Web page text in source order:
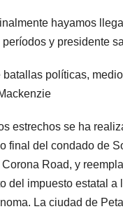
hayamos
y presidente
políticas,
estrechos se ha
final del condado de
Road, y
del impuesto estatal
La ciudad de